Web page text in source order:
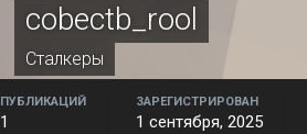
cobectb_rool
Сталкеры
ПУБЛИКАЦИЙ
1
ЗАРЕГИСТРИРОВАН
1 сентября, 2025